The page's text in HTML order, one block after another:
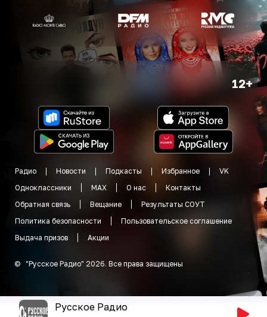
12+
Радио Новости Подкасты Избранное
VK
Одноклассники
MAX О нас
Контакты
Обратная связь
Вещание
Результаты СОУТ
Политика безопасности
Пользовательское соглашение
Выдача призов
Акции
© "Русское Радио" 2026. Все права защищены
Русское Радио